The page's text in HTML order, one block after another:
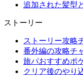
追加された髪型
ストーリー
ストーリー攻略
番外編の攻略チ
旅パおすすめポ
クリア後のやり